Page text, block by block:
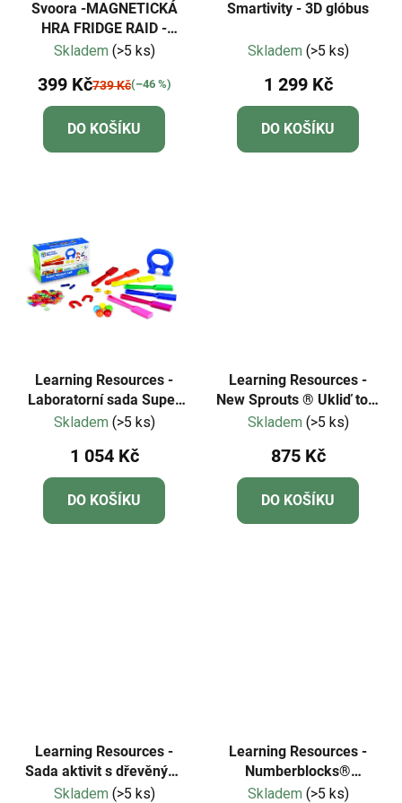
Svoora -MAGNETICKÁ
HRA FRIDGE RAID -
VYPRÁZDNĚTE LEDNICI
Skladem (>5 ks)
399 Kč739 Kč(–46 %)
DO KOŠÍKU
Smartivity - 3D glóbus
Skladem (>5 ks)
1 299 Kč
DO KOŠÍKU
Learning Resources -
Laboratorní sada Super
Magnet
Skladem (>5 ks)
1 054 Kč
DO KOŠÍKU
Learning Resources -
New Sprouts ® Ukliď to! -
úklidová sada
Skladem (>5 ks)
875 Kč
DO KOŠÍKU
Learning Resources -
Sada aktivit s dřevěnými
stavebními kostkami
Skladem (>5 ks)
Learning Resources -
Numberblocks®
Dobrodružství na kole
Skladem (>5 ks)